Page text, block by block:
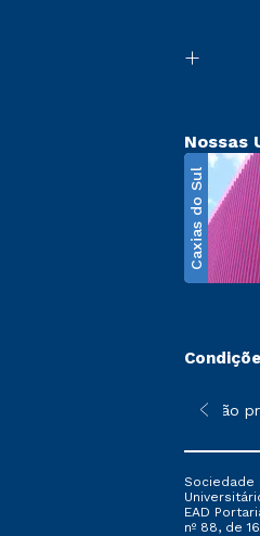
Nossas
Caxias do Sul
sofrer alterações nos
*A condição
Sociedade
EAD
nº 88, de